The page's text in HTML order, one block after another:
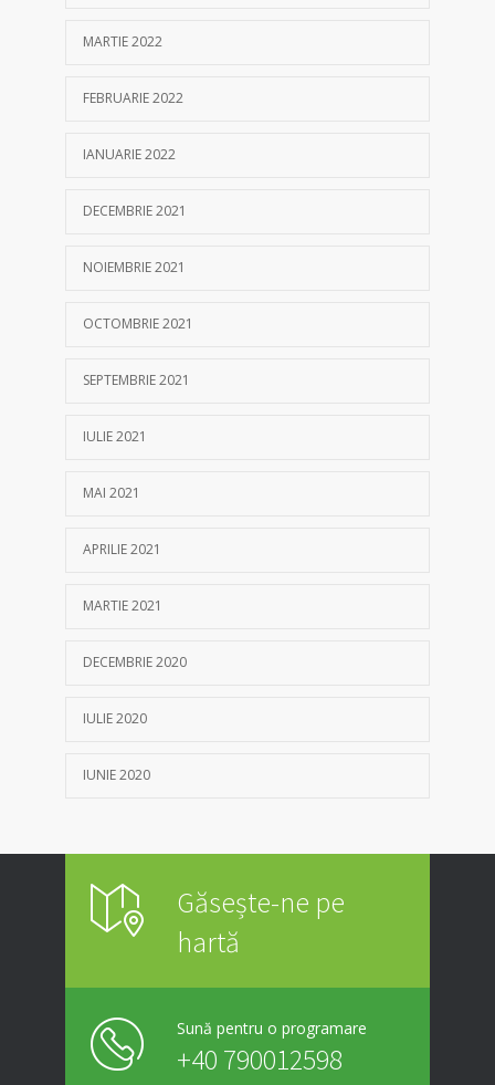
MARTIE 2022
FEBRUARIE 2022
IANUARIE 2022
DECEMBRIE 2021
NOIEMBRIE 2021
OCTOMBRIE 2021
SEPTEMBRIE 2021
IULIE 2021
MAI 2021
APRILIE 2021
MARTIE 2021
DECEMBRIE 2020
IULIE 2020
IUNIE 2020
Găsește-ne pe
hartă
Sună pentru o programare
+40 790012598